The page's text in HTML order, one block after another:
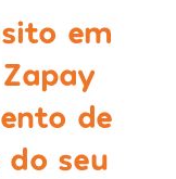
em
de
seu